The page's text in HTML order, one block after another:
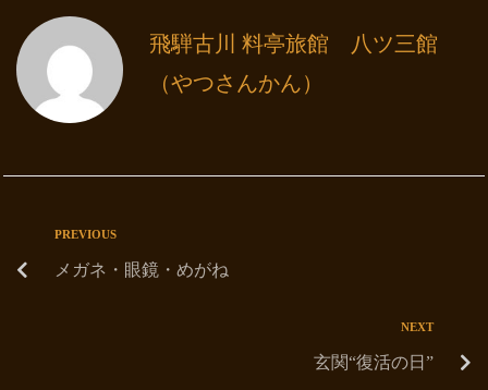
飛騨古川 料亭旅館 八ツ三館
（やつさんかん）
PREVIOUS
メガネ・眼鏡・めがね
NEXT
玄関“復活の日”